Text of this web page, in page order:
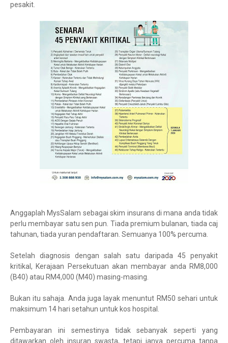
pesakit.
Anggaplah MysSalam sebagai skim insurans di mana anda tidak
perlu membayar satu sen pun. Tiada premium bulanan, tiada caj
tahunan, tiada yuran pendaftaran. Semuanya 100% percuma.
Setelah diagnosis dengan salah satu daripada 45 penyakit
kritikal, Kerajaan Persekutuan akan membayar anda RM8,000
(B40) atau RM4,000 (M40) masing-masing.
Bukan itu sahaja. Anda juga layak menuntut RM50 sehari untuk
maksimum 14 hari setahun untuk kos hospital.
Pembayaran ini semestinya tidak sebanyak seperti yang
ditawarkan oleh insuran swasta, tetapi ianya percuma tanpa